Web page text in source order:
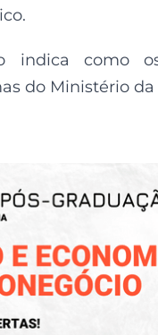
indica como
do Ministério